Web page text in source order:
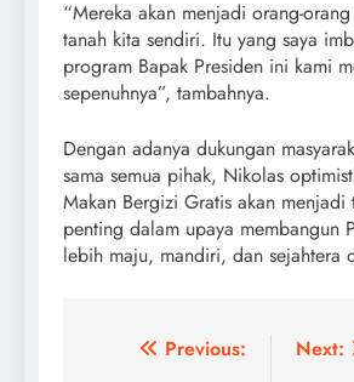
“Mereka akan menjadi orang-
tanah kita sendiri. Itu yang saya
program Bapak Presiden ini kami
sepenuhnya”, tambahnya.
Dengan adanya dukungan
sama semua pihak, Nikolas
Makan Bergizi Gratis akan menjadi
penting dalam upaya membangun
lebih maju, mandiri, dan sejahtera
Post
Previous:
Next: